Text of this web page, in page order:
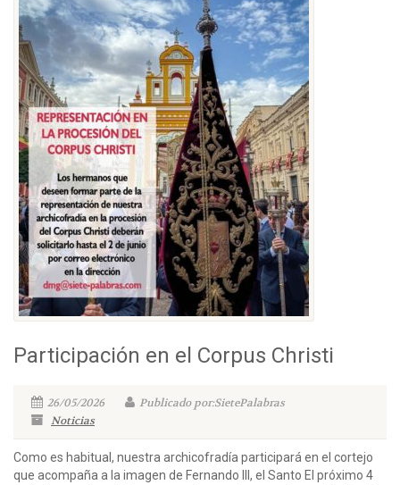
Participación en el Corpus Christi
26/05/2026
Publicado por:SietePalabras
Noticias
Como es habitual, nuestra archicofradía participará en el cortejo
que acompaña a la imagen de Fernando III, el Santo El próximo 4